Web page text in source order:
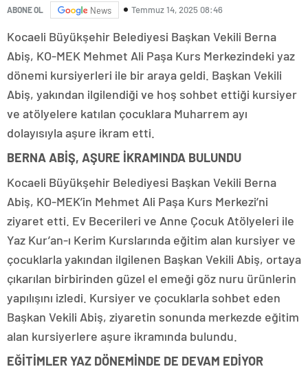
ABONE OL News Temmuz 14, 2025 08:46
Kocaeli Büyükşehir Belediyesi Başkan Vekili Berna
Abiş, KO-MEK Mehmet Ali Paşa Kurs Merkezindeki yaz
dönemi kursiyerleri ile bir araya geldi. Başkan Vekili
Abiş, yakından ilgilendiği ve hoş sohbet ettiği kursiyer
ve atölyelere katılan çocuklara Muharrem ayı
dolayısıyla aşure ikram etti.
BERNA ABİŞ, AŞURE İKRAMINDA BULUNDU
Kocaeli Büyükşehir Belediyesi Başkan Vekili Berna
Abiş, KO-MEK’in Mehmet Ali Paşa Kurs Merkezi’ni
ziyaret etti. Ev Becerileri ve Anne Çocuk Atölyeleri ile
Yaz Kur’an-ı Kerim Kurslarında eğitim alan kursiyer ve
çocuklarla yakından ilgilenen Başkan Vekili Abiş, ortaya
çıkarılan birbirinden güzel el emeği göz nuru ürünlerin
yapılışını izledi. Kursiyer ve çocuklarla sohbet eden
Başkan Vekili Abiş, ziyaretin sonunda merkezde eğitim
alan kursiyerlere aşure ikramında bulundu.
EĞİTİMLER YAZ DÖNEMİNDE DE DEVAM EDİYOR